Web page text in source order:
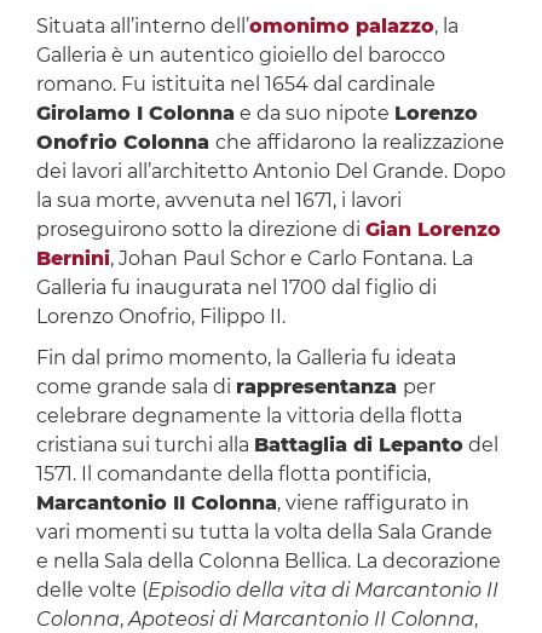
Situata all’interno dell’omonimo palazzo, la
Galleria è un autentico gioiello del barocco
romano. Fu istituita nel 1654 dal cardinale
Girolamo I Colonna e da suo nipote Lorenzo
Onofrio Colonna che affidarono la realizzazione
dei lavori all’architetto Antonio Del Grande. Dopo
la sua morte, avvenuta nel 1671, i lavori
proseguirono sotto la direzione di Gian Lorenzo
Bernini, Johan Paul Schor e Carlo Fontana. La
Galleria fu inaugurata nel 1700 dal figlio di
Lorenzo Onofrio, Filippo II.
Fin dal primo momento, la Galleria fu ideata
come grande sala di rappresentanza per
celebrare degnamente la vittoria della flotta
cristiana sui turchi alla Battaglia di Lepantodel
1571. Il comandante della flotta pontificia,
Marcantonio II Colonna, viene raffigurato in
vari momenti su tutta la volta della Sala Grande
e nella Sala della Colonna Bellica. La decorazione
delle volte (Episodio della vita di Marcantonio II
Colonna,Apoteosi di Marcantonio II Colonna,